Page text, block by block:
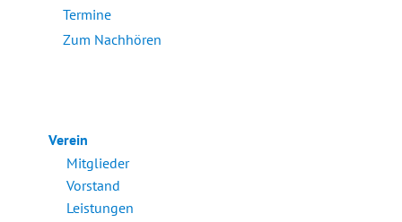
Termine
Zum Nachhören
Verein
Mitglieder
Vorstand
Leistungen